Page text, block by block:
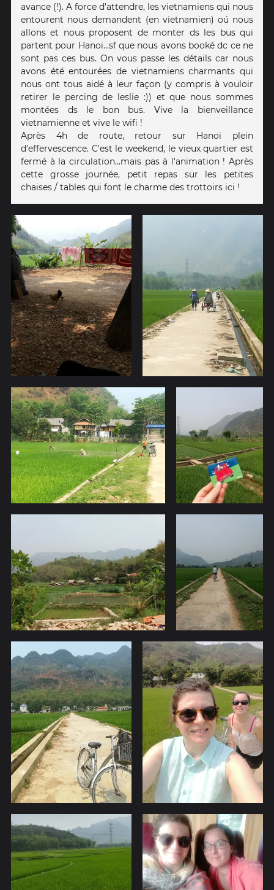
avance (!). A force d'attendre, les vietnamiens qui nous
entourent nous demandent (en vietnamien) oú nous
allons et nous proposent de monter ds les bus qui
partent pour Hanoi...sf que nous avons booké dc ce ne
sont pas ces bus. On vous passe les détails car nous
avons été entourées de vietnamiens charmants qui
nous ont tous aidé à leur façon (y compris à vouloir
retirer le percing de leslie :)) et que nous sommes
montées ds le bon bus. Vive la bienveillance
vietnamienne et vive le wifi !
Après 4h de route, retour sur Hanoi plein
d'effervescence. C'est le weekend, le vieux quartier est
fermé à la circulation...mais pas à l'animation ! Après
cette grosse journée, petit repas sur les petites
chaises / tables qui font le charme des trottoirs ici !